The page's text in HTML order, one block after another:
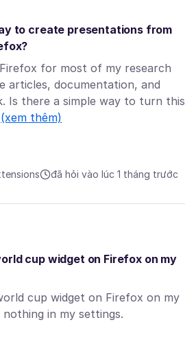
to create presentations from
for most of my research
articles, documentation, and
Is there a simple way to turn this
(xem thêm)
đã hỏi vào lúc 1 tháng trước
cup widget on Firefox on my
cup widget on Firefox on my
nothing in my settings.